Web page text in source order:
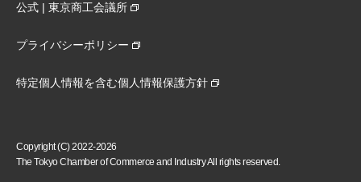
公式 | 東京商工会議所
プライバシーポリシー
特定個人情報を含む個人情報保護方針
Copyright (C) 2022-2026
The Tokyo Chamber of Commerce and Industry All rights reserved.